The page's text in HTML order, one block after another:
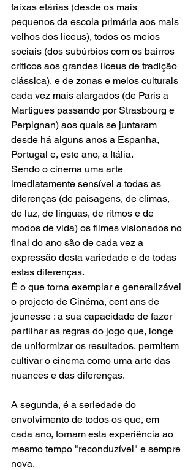
faixas etárias (desde os mais
pequenos da escola primária aos mais
velhos dos liceus), todos os meios
sociais (dos subúrbios com os bairros
críticos aos grandes liceus de tradição
clássica), e de zonas e meios culturais
cada vez mais alargados (de Paris a
Martigues passando por Strasbourg e
Perpignan) aos quais se juntaram
desde há alguns anos a Espanha,
Portugal e, este ano, a Itália.
Sendo o cinema uma arte
imediatamente sensível a todas as
diferenças (de paisagens, de climas,
de luz, de línguas, de ritmos e de
modos de vida) os filmes visionados no
final do ano são de cada vez a
expressão desta variedade e de todas
estas diferenças.
É o que torna exemplar e generalizável
o projecto de Cinéma, cent ans de
jeunesse : a sua capacidade de fazer
partilhar as regras do jogo que, longe
de uniformizar os resultados, permitem
cultivar o cinema como uma arte das
nuances e das diferenças.
A segunda, é a seriedade do
envolvimento de todos os que, em
cada ano, tornam esta experiência ao
mesmo tempo "reconduzível" e sempre
nova.